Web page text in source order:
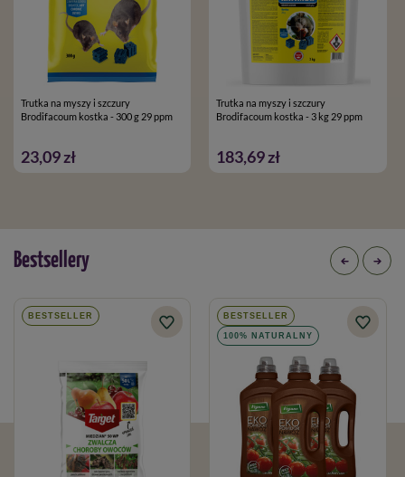
Trutka na myszy i szczury
Brodifacoum kostka - 300 g 29 ppm
23,09 zł
Trutka na myszy i szczury
Brodifacoum kostka - 3 kg 29 ppm
183,69 zł
Bestsellery
BESTSELLER BESTSELLER
100% NATURALNY